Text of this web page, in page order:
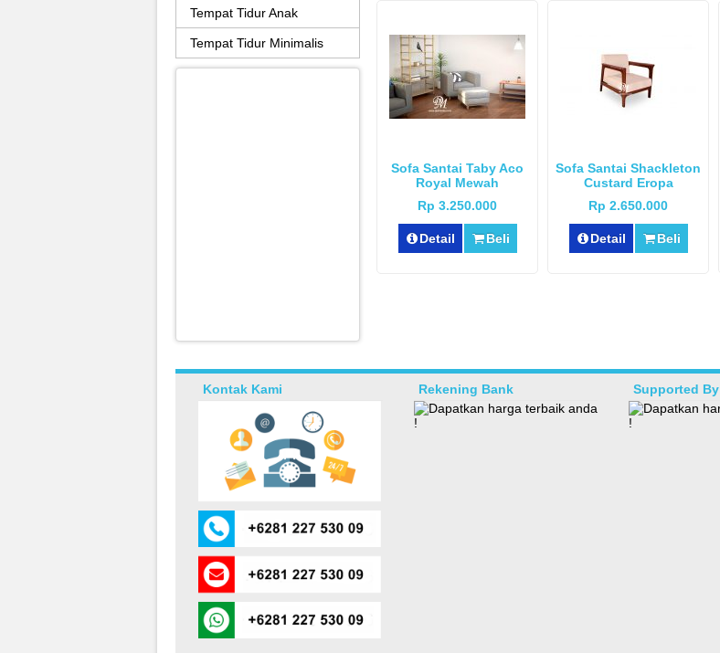
Sofa Santai Taby Aco
Royal Mewah
Rp 3.250.000
Detail Beli
Sofa Santai Shackleton
Custard Eropa
Rp 2.650.000
Detail Beli
Tempat Tidur Anak
Tempat Tidur Minimalis
Kontak Kami Rekening Bank Supported By